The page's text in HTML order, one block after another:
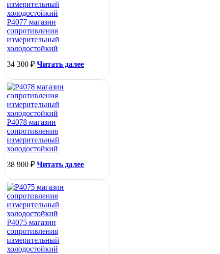
Р4077 магазин
сопротивления
измерительный
холодостойкий
34 300 ₽ Читать далее
Р4078 магазин
сопротивления
измерительный
холодостойкий
38 900 ₽ Читать далее
Р4075 магазин
сопротивления
измерительный
холодостойкий